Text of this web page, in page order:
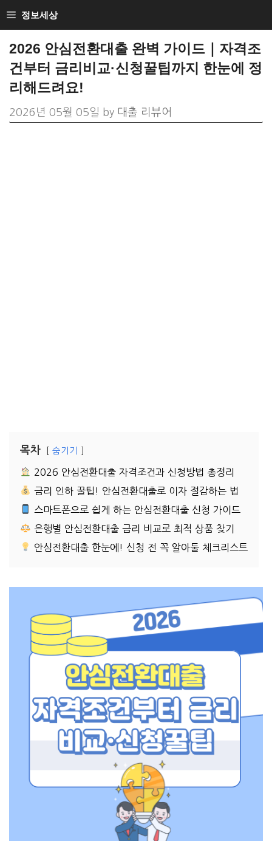
Skip
to
content
정보세상
2026 안심전환대출 완벽 가이드｜자격조
건부터 금리비교·신청꿀팁까지 한눈에 정
리해드려요!
2026년 05월 05일 by 대출 리뷰어
목차 숨기기
2026 안심전환대출 자격조건과 신청방법 총정리
금리 인하 꿀팁! 안심전환대출로 이자 절감하는 법
스마트폰으로 쉽게 하는 안심전환대출 신청 가이드
은행별 안심전환대출 금리 비교로 최적 상품 찾기
안심전환대출 한눈에! 신청 전 꼭 알아둘 체크리스트